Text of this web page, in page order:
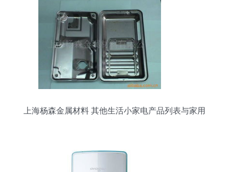
上海杨森金属材料 其他生活小家电产品列表与家用